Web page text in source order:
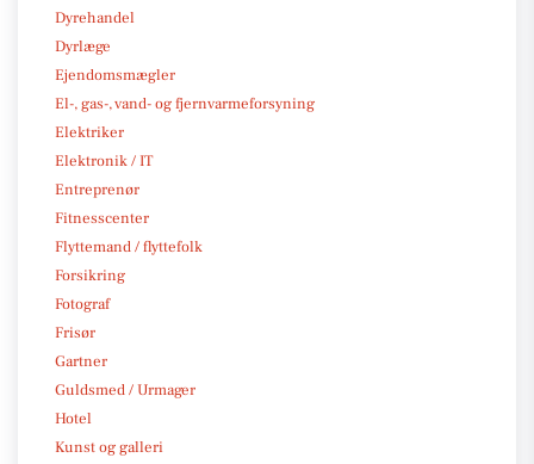
Dyrehandel
Dyrlæge
Ejendomsmægler
El-, gas-, vand- og fjernvarmeforsyning
Elektriker
Elektronik / IT
Entreprenør
Fitnesscenter
Flyttemand / flyttefolk
Forsikring
Fotograf
Frisør
Gartner
Guldsmed / Urmager
Hotel
Kunst og galleri